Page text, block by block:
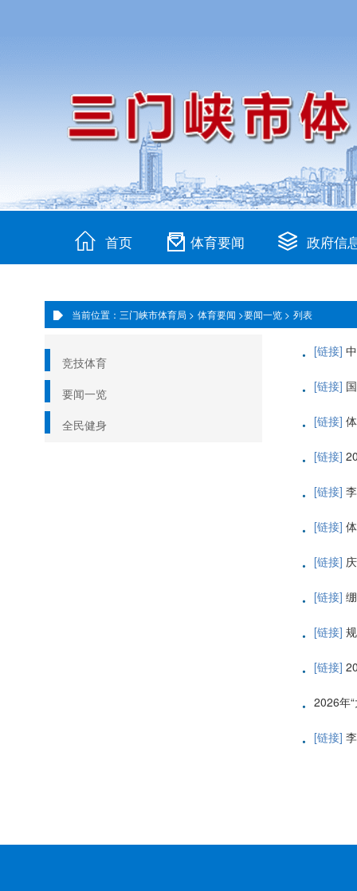
首页 体育要闻 政府信
当前位置：三门峡市体育局 > 体育要闻 >要闻一览 > 列表
竞技体育
要闻一览
全民健身
· [链接] 中
· [链接]
· [链接]
· [链接]
· [链接]
· [链接]
· [链接]
· [链接]
· [链接]
· [链接]
·
· [链接] 李